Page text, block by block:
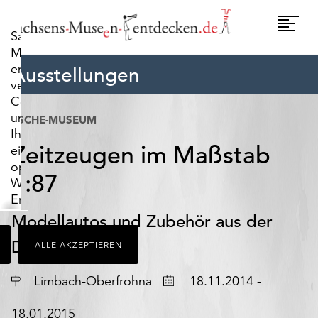
Sachsens-
Museen-
entdecken.de
verwendet
Cookies,
um
Ihnen
ein
optimales
Webseiten-
Erlebnis
zu
bieten.
Dazu
zählen
Cookies,
für
ALLE AKZEPTIEREN
Ausstellungen
ESCHE-MUSEUM
Zeitzeugen im Maßstab
1:87
Modellautos und Zubehör aus der
DDR
Ort Limbach-Oberfrohna Datum18.11.2014 -
18.01.2015